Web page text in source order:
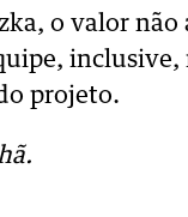
o valor
projeto.